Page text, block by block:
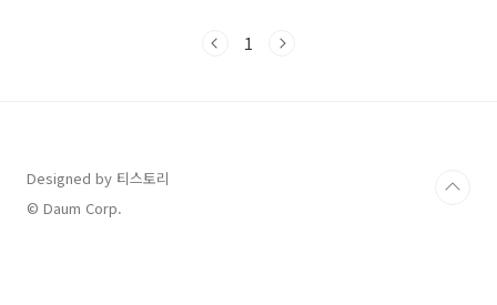
지원협약」을 체결한 금융회사에 대한 총채무액이 15억 원 이하(무담보
1
Designed by 티스토리
© Daum Corp.